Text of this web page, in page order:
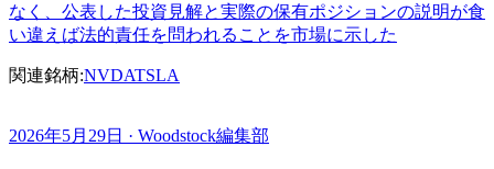
なく、公表した投資見解と実際の保有ポジションの説明が食
い違えば法的責任を問われることを市場に示した
関連銘柄:NVDATSLA
2026年5月29日 · Woodstock編集部